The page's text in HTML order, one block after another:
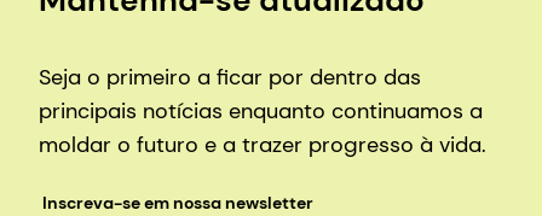
Seja o primeiro a ficar por dentro das
principais notícias enquanto continuamos a
moldar o futuro e a trazer progresso à vida.
Inscreva-se em nossa newsletter